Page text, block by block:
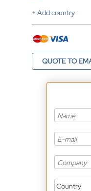
+ Add country
QUOTE TO
Country